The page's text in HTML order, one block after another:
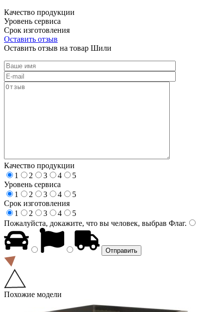
Качество продукции
Уровень сервиса
Срок изготовления
Оставить отзыв
Оставить отзыв на товар Шили
Качество продукции
1
2 3 4
5
Уровень сервиса
1
2 3 4
5
Срок изготовления
1
2 3 4
5
Пожалуйста, докажите, что вы человек, выбрав Флаг.
Похожие модели